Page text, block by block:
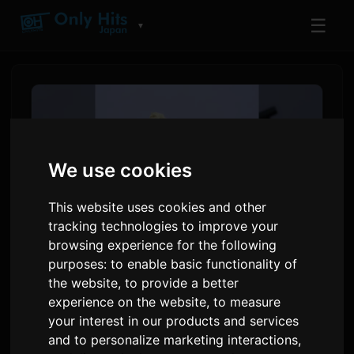
We use cookies
This website uses cookies and other
tracking technologies to improve your
browsing experience for the following
purposes:to enable basic functionality of
the website,to provide a better
experience on the website,to measure
your interest in our products and services
and to personalize marketing interactions,
▼ ☰
Toua jħabbar is-single '10'
qabel l-ewwel album diġitali
tiegħu